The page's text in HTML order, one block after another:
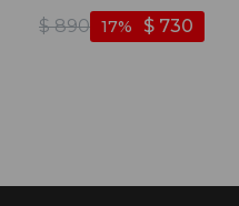
Fucsia-turquesa
$ 890 $ 730
17